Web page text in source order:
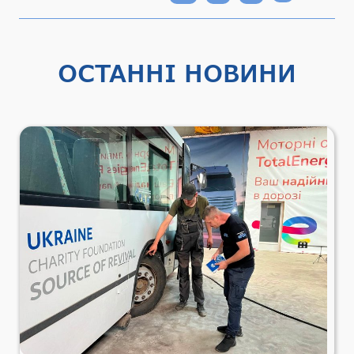
ОСТАННІ НОВИНИ